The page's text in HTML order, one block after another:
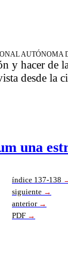
AUTÓNOMA
y hacer de
desde la
una
índice 137-138
siguiente →
anterior →
PDF →